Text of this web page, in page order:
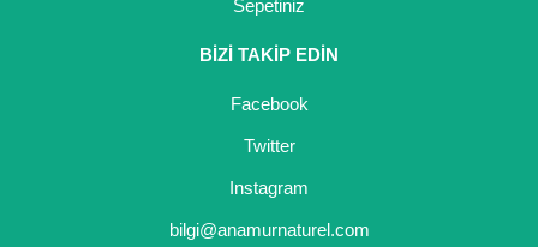
Sepetiniz
BİZİ TAKİP EDİN
Facebook
Twitter
Instagram
bilgi@anamurnaturel.com